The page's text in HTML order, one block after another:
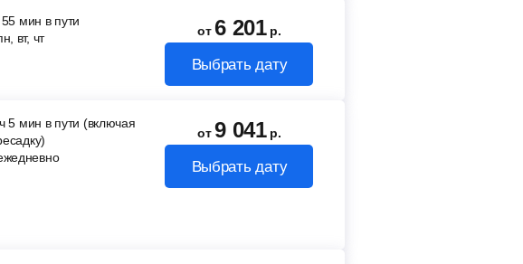
55 мин в пути
вт, чт
от6 201 р.
Выбрать дату
5 мин в пути (включая
от9 041 р.
Выбрать дату